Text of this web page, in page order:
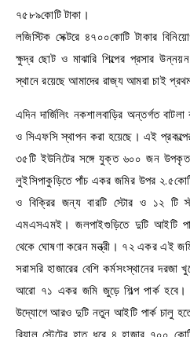
৭৫৮৯কোটি টাকা।
লজিস্টিক সেক্টরে ৪৭০০কোটি টাকার
ক্ষুদ্র ছোট ও মাঝারি শিল্পের প্রসার
স্থানে রয়েছে আমাদের রাজ্য আমরা চাই
এদিন দার্জিলিং নকশালবাড়ির অন্তর্গত
ও সিএফসি স্থাপন করা হয়েছে। এই
৩৫টি ইউনিটের সঙ্গে যুক্ত ৬০০ জন উপকৃত
লুইসিপাকুড়িতে পাঁচ একর জমির উপর
ও বিক্রির জন্য বারটি স্টোর ও ১২ টি
এমএসএমই। জলপাইগুড়িতে দুটি আইটি
থেকে ঘোষণা করেন মন্ত্রী। ৭২ একর এই
সরাসরি হাজারের বেশি কর্মসংস্থানের দরজা
আরো ৭১ একর জমি জুড়ে শিল্প পার্ক হবে।
উদ্যোগে আরও দুটি নতুন আইটি পার্ক চালু